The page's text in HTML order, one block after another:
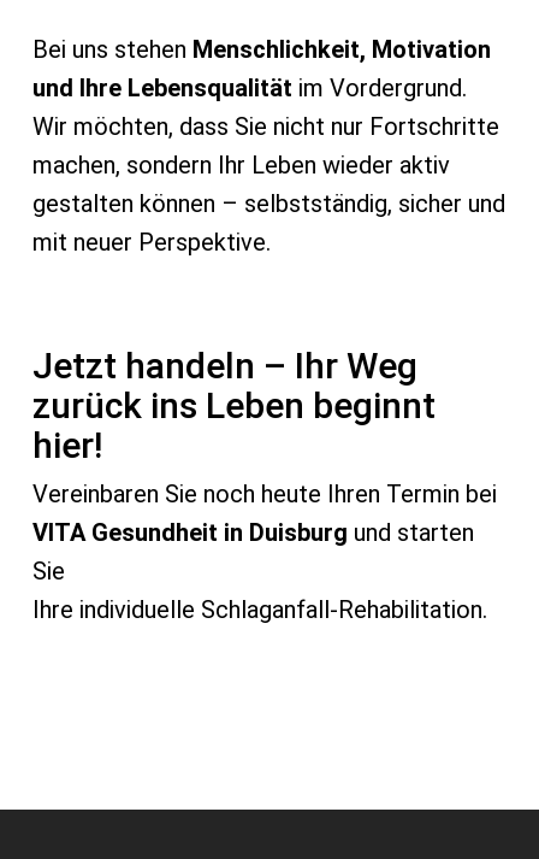
Bei uns stehen Menschlichkeit, Motivation
und Ihre Lebensqualität im Vordergrund.
Wir möchten, dass Sie nicht nur Fortschritte
machen, sondern Ihr Leben wieder aktiv
gestalten können – selbstständig, sicher und
mit neuer Perspektive.
Jetzt handeln – Ihr Weg
zurück ins Leben beginnt
hier!
Vereinbaren Sie noch heute Ihren Termin bei
VITA Gesundheit in Duisburg und starten
Sie
Ihre individuelle Schlaganfall-Rehabilitation.